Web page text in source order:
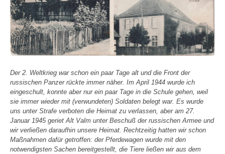
Der 2. Weltkrieg war schon ein paar Tage alt und die Front der
russischen Panzer rückte immer näher. Im April 1944 wurde ich
eingeschult, konnte aber nur ein paar Tage in die Schule gehen, weil
sie immer wieder mit (verwundeten) Soldaten belegt war. Es wurde
uns unter Strafe verboten die Heimat zu verlassen, aber am 27.
Januar 1945 geriet Alt Valm unter Beschuß der russischen Armee und
wir verließen daraufhin unsere Heimat. Rechtzeitig hatten wir schon
Maßnahmen dafür getroffen: der Pferdewagen wurde mit den
notwendigsten Sachen bereitgestellt, die Tiere ließen wir aus dem